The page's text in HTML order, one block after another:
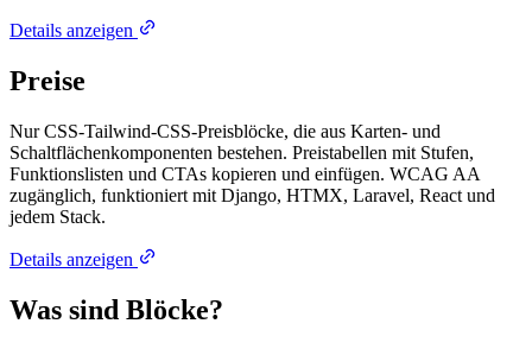
Details anzeigen
Preise
Nur CSS-Tailwind-CSS-Preisblöcke, die aus Karten- und
Schaltflächenkomponenten bestehen. Preistabellen mit Stufen,
Funktionslisten und CTAs kopieren und einfügen. WCAG AA
zugänglich, funktioniert mit Django, HTMX, Laravel, React und
jedem Stack.
Details anzeigen
Was sind Blöcke?